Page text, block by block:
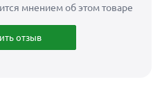
мнением об этом товаре
отзыв